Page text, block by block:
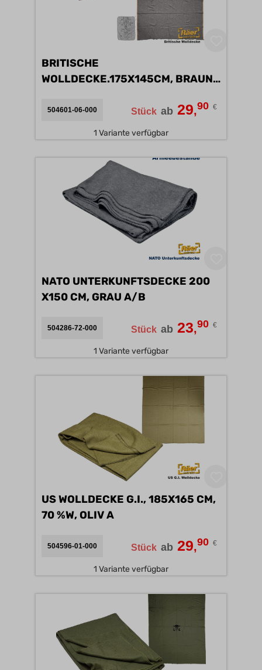
BRITISCHE
WOLLDECKE.175X145CM, BRAUN
504601-06-000 Stück ab 29,90 €
1 Variante verfügbar
NATO UNTERKUNFTSDECKE 200
X150 CM, GRAU A/B
504286-72-000 Stück ab 23,90 €
1 Variante verfügbar
US WOLLDECKE G.I., 185X165 CM,
70 %W, OLIV A
504596-01-000 Stück ab 29,90 €
1 Variante verfügbar